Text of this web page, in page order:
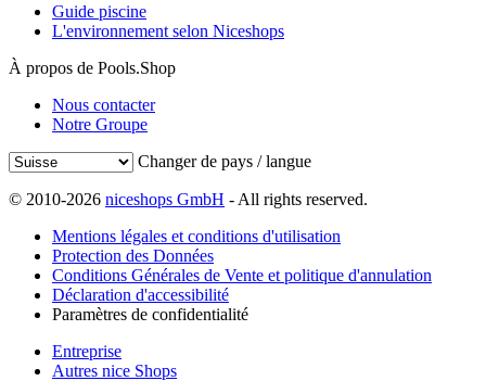
Guide piscine
L'environnement selon Niceshops
À propos de Pools.Shop
Nous contacter
Notre Groupe
Changer de pays / langue
© 2010-2026 niceshops GmbH - All rights reserved.
Mentions légales et conditions d'utilisation
Protection des Données
Conditions Générales de Vente et politique d'annulation
Déclaration d'accessibilité
Paramètres de confidentialité
Entreprise
Autres nice Shops